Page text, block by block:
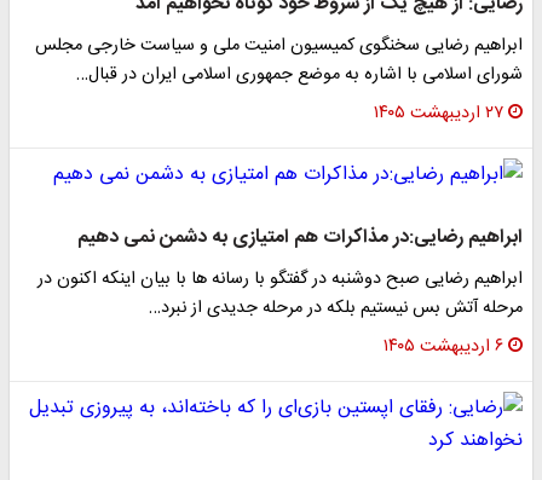
ابراهیم رضایی سخنگوی کمیسیون امنیت ملی و سیاست خارجی مجلس
شورای اسلامی با اشاره به موضع جمهوری اسلامی ایران در قبال…
۲۷ اردیبهشت ۱۴۰۵
ابراهیم رضایی:در مذاکرات هم امتیازی به دشمن نمی دهیم
ابراهیم رضایی صبح دوشنبه در گفتگو با رسانه ها با بیان اینکه اکنون در
مرحله آتش بس نیستیم بلکه در مرحله جدیدی از نبرد…
۶ اردیبهشت ۱۴۰۵